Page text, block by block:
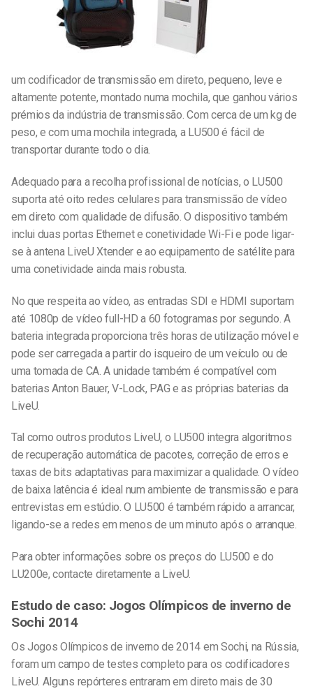
um codificador de transmissão em direto, pequeno, leve e
altamente potente, montado numa mochila, que ganhou vários
prémios da indústria de transmissão. Com cerca de um kg de
peso, e com uma mochila integrada, a LU500 é fácil de
transportar durante todo o dia.
Adequado para a recolha profissional de notícias, o LU500
suporta até oito redes celulares para transmissão de vídeo
em direto com qualidade de difusão. O dispositivo também
inclui duas portas Ethernet e conetividade Wi-Fi e pode ligar-
se à antena LiveU Xtender e ao equipamento de satélite para
uma conetividade ainda mais robusta.
No que respeita ao vídeo, as entradas SDI e HDMI suportam
até 1080p de vídeo full-HD a 60 fotogramas por segundo. A
bateria integrada proporciona três horas de utilização móvel e
pode ser carregada a partir do isqueiro de um veículo ou de
uma tomada de CA. A unidade também é compatível com
baterias Anton Bauer, V-Lock, PAG e as próprias baterias da
LiveU.
Tal como outros produtos LiveU, o LU500 integra algoritmos
de recuperação automática de pacotes, correção de erros e
taxas de bits adaptativas para maximizar a qualidade. O vídeo
de baixa latência é ideal num ambiente de transmissão e para
entrevistas em estúdio. O LU500 é também rápido a arrancar,
ligando-se a redes em menos de um minuto após o arranque.
Para obter informações sobre os preços do LU500 e do
LU200e, contacte diretamente a LiveU.
Estudo de caso: Jogos Olímpicos de inverno de
Sochi 2014
Os Jogos Olímpicos de inverno de 2014 em Sochi, na Rússia,
foram um campo de testes completo para os codificadores
LiveU. Alguns repórteres entraram em direto mais de 30